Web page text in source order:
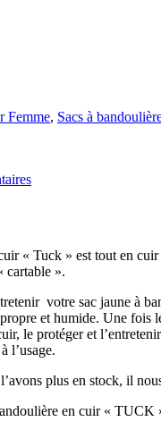
Femme, Sacs à
« Tuck » est tout en
cartable ».
votre sac jaune à
et humide. Une fois
le protéger et
l’usage.
plus en stock, il
en cuir « TUCK